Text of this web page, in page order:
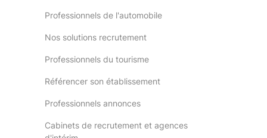
Professionnels de l'automobile
Nos solutions recrutement
Professionnels du tourisme
Référencer son établissement
Professionnels annonces
Cabinets de recrutement et agences